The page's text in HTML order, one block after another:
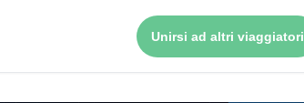
Unirsi ad altri viaggiatori